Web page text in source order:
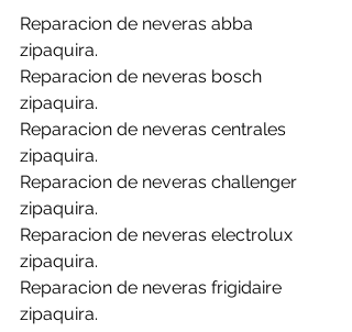
Reparacion de neveras abba
zipaquira.
Reparacion de neveras bosch
zipaquira.
Reparacion de neveras centrales
zipaquira.
Reparacion de neveras challenger
zipaquira.
Reparacion de neveras electrolux
zipaquira.
Reparacion de neveras frigidaire
zipaquira.